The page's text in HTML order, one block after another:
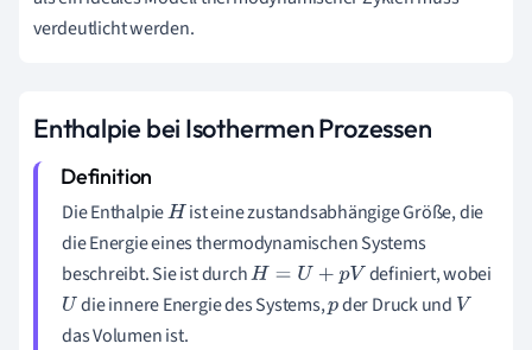
verdeutlicht werden.
Enthalpie bei Isothermen Prozessen
Die EnthalpieH ist eine zustandsabhängige Größe, die
die Energie eines thermodynamischen Systems
beschreibt. Sie ist durchH= U+ pV
definiert, wobei
U die innere Energie des Systems,pder Druck und V
das Volumen ist.